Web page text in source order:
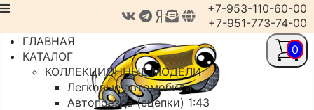
+7-953-110-60-00
+7-951-773-74-00
ГЛАВНАЯ
КАТАЛОГ
КОЛЛЕКЦИОННЫЕ МОДЕЛИ
Легковые автомобили
Автопоезда (сцепки) 1:43
0